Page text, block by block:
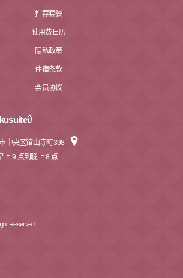
推荐套餐
使用费日历
隐私政策
住宿条款
会员协议
）
中央区馆山寺町398
9 点到晚上 8 点
Reserved.